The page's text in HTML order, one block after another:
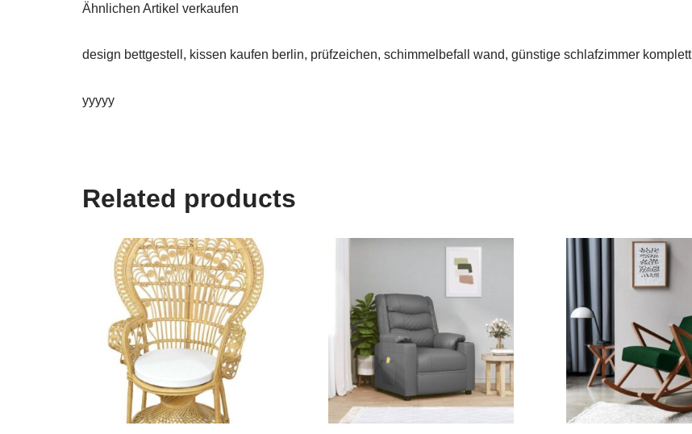
Ähnlichen Artikel verkaufen
design bettgestell, kissen kaufen berlin, prüfzeichen, schimmelbefall wand, günstige schlafzimmer komplett
yyyyy
Related products